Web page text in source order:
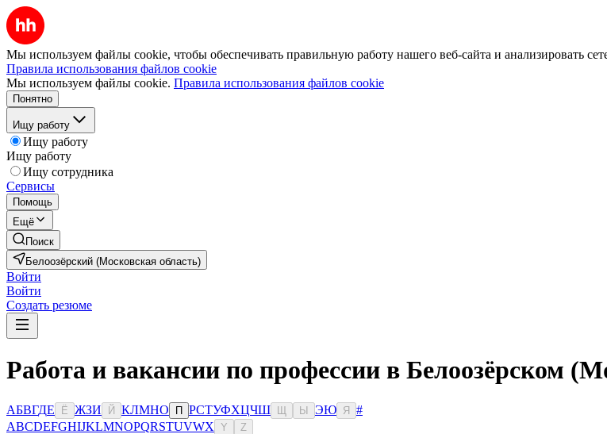
Мы используем файлы cookie, чтобы обеспечивать правильную работу нашего веб-сайта и анализировать
Правила использования файлов cookie
Мы используем файлы cookie. Правила использования файлов cookie
Понятно
Ищу работу
Ищу работу
Ищу работу
Ищу сотрудника
Сервисы
Помощь
Ещё
Поиск
Белоозёрский (Московская область)
Войти
Войти
Создать резюме
Работа и вакансии по профессии в Белоозёрском
АБВГДЕ Ё ЖЗИ Й КЛМНО П РСТУФХЦЧШ Ы ЭЮ Я
#
ABCDEFGHIJKLMNOPQRSTUVWX Y Z